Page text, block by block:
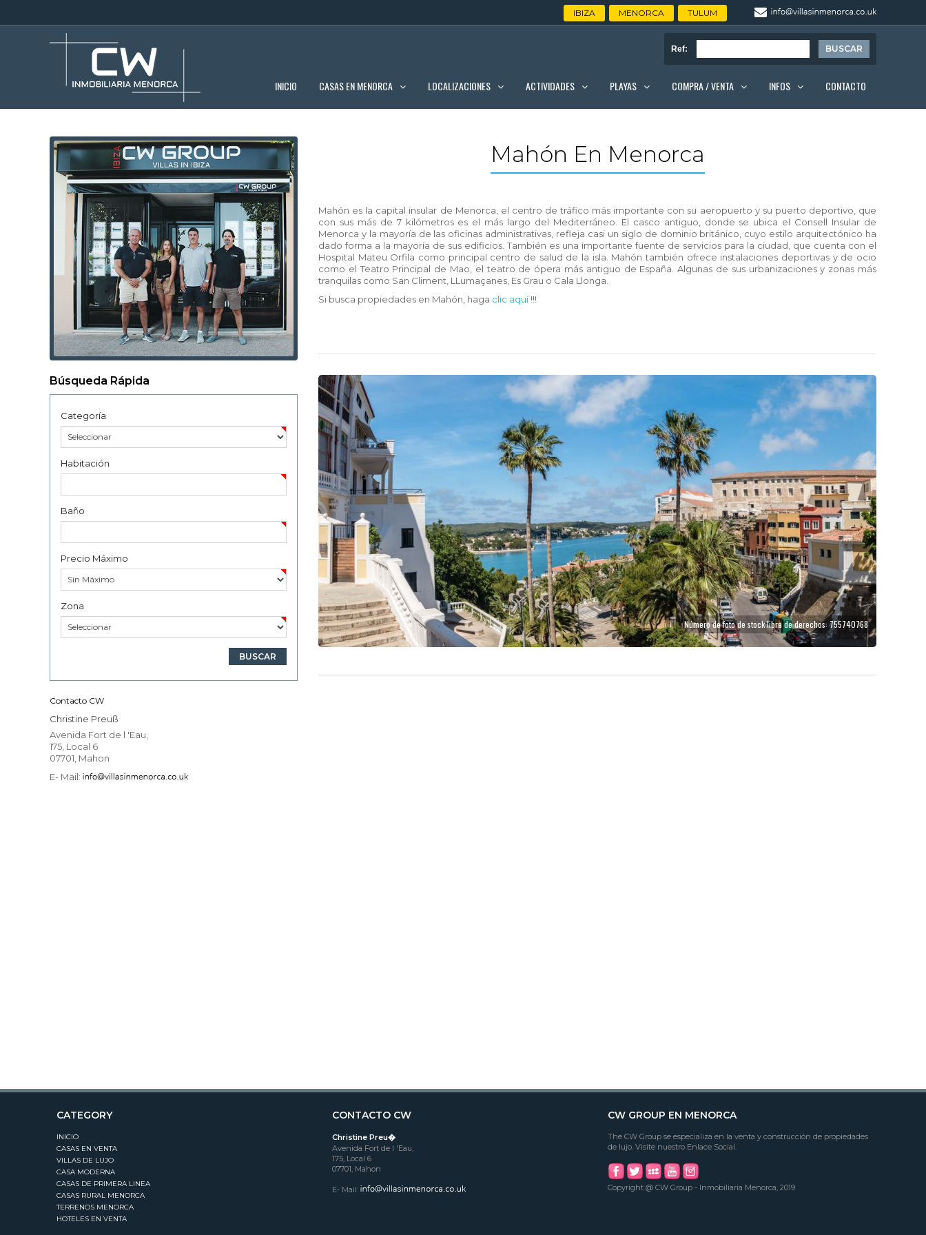
IBIZA MENORCA TULUM
Ref:
INICIO CASAS EN MENORCA LOCALIZACIONES ACTIVIDADES PLAYAS COMPRA / VENTA INFOS CONTACTO
Búsqueda Rápida
Categoría
Habitación
Baño
Precio Máximo
Zona
Contacto CW
Christine Preuß
Avenida Fort de l 'Eau,
175, Local 6
07701, Mahon
E- Mail:
Mahón En Menorca
Mahón es la capital insular de Menorca, el centro de tráfico más importante con su aeropuerto y su puerto deportivo, que
con sus más de 7 kilómetros es el más largo del Mediterráneo. El casco antiguo, donde se ubica el Consell Insular de
Menorca y la mayoría de las oficinas administrativas, refleja casi un siglo de dominio británico, cuyo estilo arquitectónico ha
dado forma a la mayoría de sus edificios. También es una importante fuente de servicios para la ciudad, que cuenta con el
Hospital Mateu Orfila como principal centro de salud de la isla. Mahón también ofrece instalaciones deportivas y de ocio
como el Teatro Principal de Mao, el teatro de ópera más antiguo de España. Algunas de sus urbanizaciones y zonas más
tranquilas como San Climent, LLumaçanes, Es Grau o Cala Llonga.
Si busca propiedades en Mahón, haga clic aquí!!!
Número de foto de stock libre de derechos: 755740768
CATEGORY
INICIO
CASAS EN VENTA
VILLAS DE LUJO
CASA MODERNA
CASAS DE PRIMERA LINEA
CASAS RURAL MENORCA
TERRENOS MENORCA
HOTELES EN VENTA
CONTACTO CW
Christine Preu�
Avenida Fort de l 'Eau,
175, Local 6
07701, Mahon
E- Mail:
CW GROUP EN MENORCA
The CW Group se especializa en la venta y construcción de propiedades
de lujo. Visite nuestro Enlace Social.
Copyright @ CW Group - Inmobiliaria Menorca, 2019